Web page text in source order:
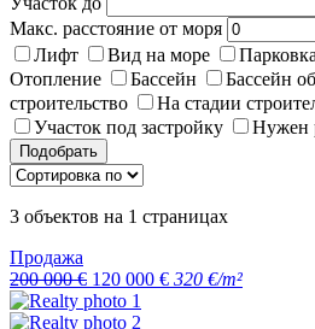
Макс. расстояние от моря
Лифт
Вид на море Парковка
Отопление
Бассейн Бассейн
строительство
На стадии
Участок под застройку
Нужен
Подобрать
3 объектов на 1 страницах
Продажа
200 000 € 120 000 € 320 €/m²